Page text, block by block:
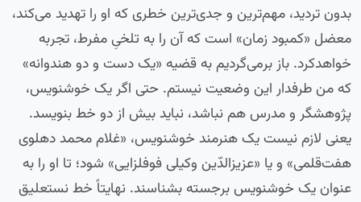
بدون تردید، مهم‌ترین و جدی‌ترین خطری که او را تهدید می‌کند،
معضل «کمبود زمان» است که آن را به تلخیِ مفرط، تجربه
خواهدکرد. باز بر‌می‌گردیم به قضیه «یک دست و دو هندوانه»
که من طرفدار این وضعیت نیستم. حتی اگر یک خوشنویس،
پژوهشگر و مدرس هم نباشد، نباید بیش از دو خط بنویسد.
یعنی لازم نیست یک هنرمند خوشنویس، «غلام محمد دهلوی
هفت‌قلمی» و یا «عزیزالدّین وکیلی فوفلزایی» شود‌؛ تا او را به
عنوان یک خوشنویس برجسته بشناسند. نهایتاً خط نستعلیق